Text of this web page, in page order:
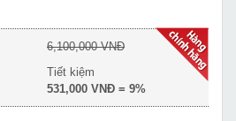
6,100,000 VNĐ
Tiết kiệm
531,000 VNĐ = 9%